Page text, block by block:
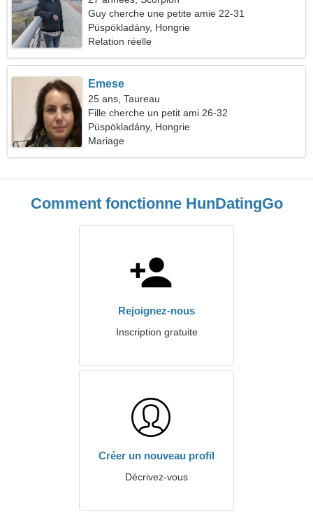
Guy cherche une petite amie 22-31
Püspökladány, Hongrie
Relation réelle
Emese
25 ans, Taureau
Fille cherche un petit ami 26-32
Püspökladány, Hongrie
Mariage
Comment fonctionne HunDatingGo
Rejoignez-nous
Inscription gratuite
Créer un nouveau profil
Décrivez-vous